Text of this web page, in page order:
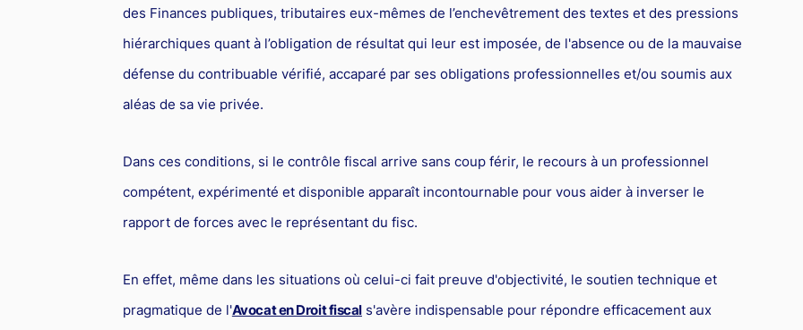
des Finances publiques, tributaires eux-mêmes de l’enchevêtrement des textes et des pressions
hiérarchiques quant à l’obligation de résultat qui leur est imposée, de l'absence ou de la mauvaise
défense du contribuable vérifié, accaparé par ses obligations professionnelles et/ou soumis aux
aléas de sa vie privée.
Dans ces conditions, si le contrôle fiscal arrive sans coup férir, le recours à un professionnel
compétent, expérimenté et disponible apparaît incontournable pour vous aider à inverser le
rapport de forces avec le représentant du fisc.
En effet, même dans les situations où celui-ci fait preuve d'objectivité, le soutien technique et
pragmatique de l'Avocat en Droit fiscals'avère indispensable pour répondre efficacement aux